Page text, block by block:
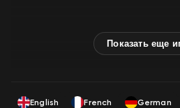
English French German